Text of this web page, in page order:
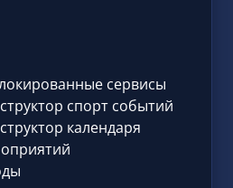
сервисы
спорт событий
календаря